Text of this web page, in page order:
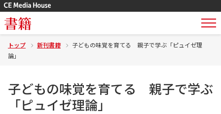
書籍
トップ 新刊書籍
子どもの味覚を育てる 親子で学ぶ「ピュイゼ理
論」
子どもの味覚を育てる 親子で学ぶ
「ピュイゼ理論」